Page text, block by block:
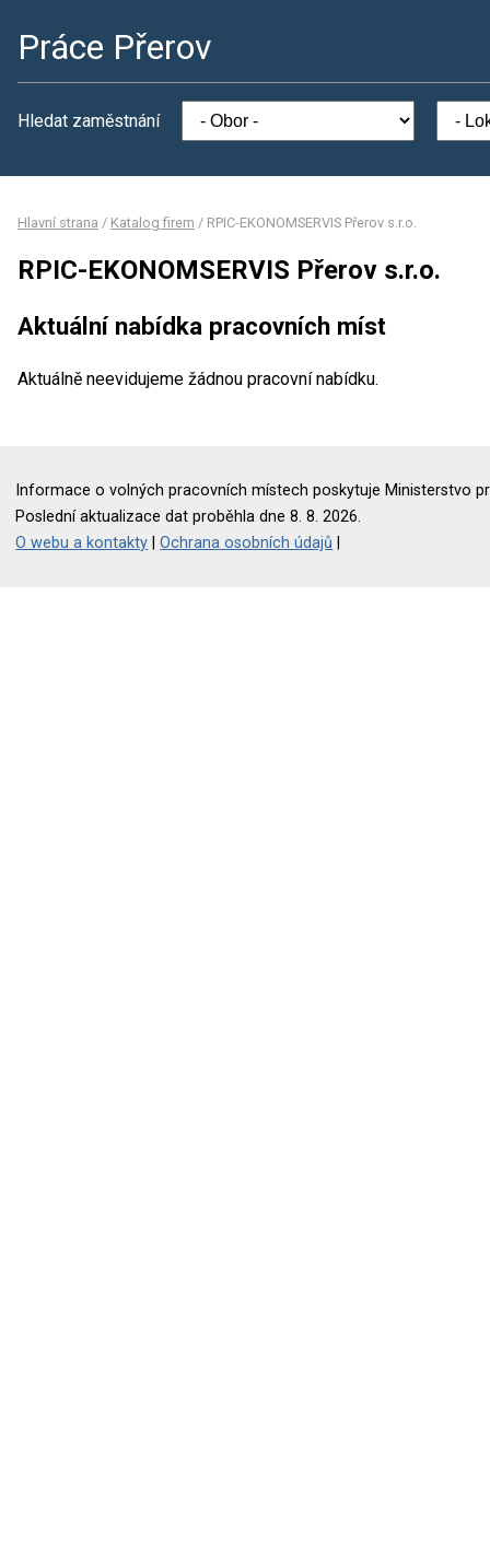
Práce Přerov
Hledat zaměstnání
Hlavní strana / Katalog firem / RPIC-EKONOMSERVIS Přerov s.r.o.
RPIC-EKONOMSERVIS Přerov s.r.o.
Aktuální nabídka pracovních míst
Aktuálně neevidujeme žádnou pracovní nabídku.
Informace o volných pracovních místech poskytuje Ministerstvo
Poslední aktualizace dat proběhla dne 8. 8. 2026.
O webu a kontakty |Ochrana osobních údajů